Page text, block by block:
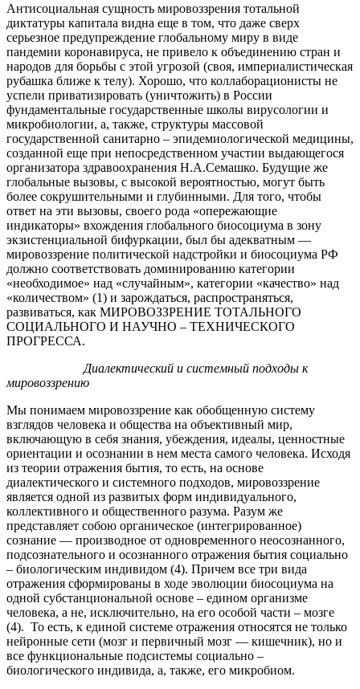
Антисоциальная сущность мировоззрения тотальной
диктатуры капитала видна еще в том, что даже сверх
серьезное предупреждение глобальному миру в виде
пандемии коронавируса, не привело к объединению стран и
народов для борьбы с этой угрозой (своя, империалистическая
рубашка ближе к телу). Хорошо, что коллаборационисты не
успели приватизировать (уничтожить) в России
фундаментальные государственные школы вирусологии и
микробиологии, а, также, структуры массовой
государственной санитарно – эпидемиологической медицины,
созданной еще при непосредственном участии выдающегося
организатора здравоохранения Н.А.Семашко. Будущие же
глобальные вызовы, с высокой вероятностью, могут быть
более сокрушительными и глубинными. Для того, чтобы
ответ на эти вызовы, своего рода «опережающие
индикаторы» вхождения глобального биосоциума в зону
экзистенциальной бифуркации, был бы адекватным —
мировоззрение политической надстройки и биосоциума РФ
должно соответствовать доминированию категории
«необходимое» над «случайным», категории «качество» над
«количеством» (1) и зарождаться, распространяться,
развиваться, как МИРОВОЗЗРЕНИЕ ТОТАЛЬНОГО
СОЦИАЛЬНОГО И НАУЧНО – ТЕХНИЧЕСКОГО
ПРОГРЕССА.
Диалектический и системный подходы к
мировоззрению
Мы понимаем мировоззрение как обобщенную систему
взглядов человека и общества на объективный мир,
включающую в себя знания, убеждения, идеалы, ценностные
ориентации и осознании в нем места самого человека. Исходя
из теории отражения бытия, то есть, на основе
диалектического и системного подходов, мировоззрение
является одной из развитых форм индивидуального,
коллективного и общественного разума. Разум же
представляет собою органическое (интегрированное)
сознание — производное от одновременного неосознанного,
подсознательного и осознанного отражения бытия социально
– биологическим индивидом (4). Причем все три вида
отражения сформированы в ходе эволюции биосоциума на
одной субстанциональной основе – едином организме
человека, а не, исключительно, на его особой части – мозге
(4). То есть, к единой системе отражения относятся не только
нейронные сети (мозг и первичный мозг — кишечник), но и
все функциональные подсистемы социально –
биологического индивида, а, также, его микробиом.